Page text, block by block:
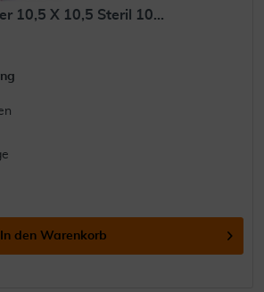
10,5 X 10,5 Steril 10...
In den Warenkorb